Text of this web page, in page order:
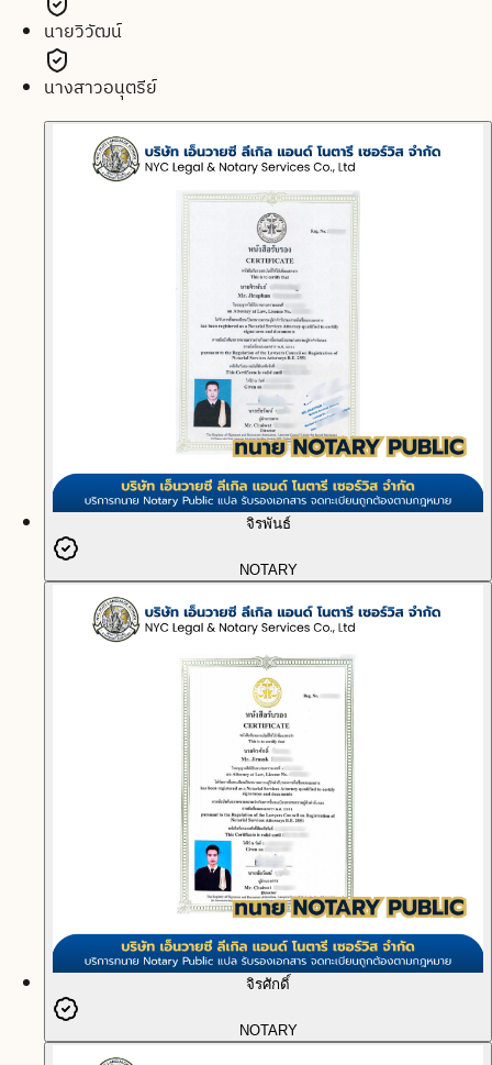
นายวิวัฒน์
นางสาวอนุตรีย์
จิรพันธ์
NOTARY
จิรศักดิ์
NOTARY